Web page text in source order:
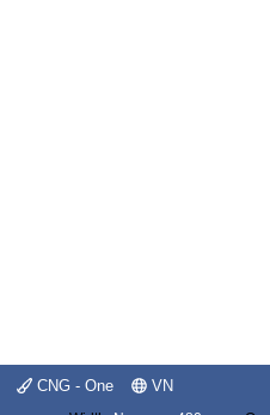
CNG - One VN